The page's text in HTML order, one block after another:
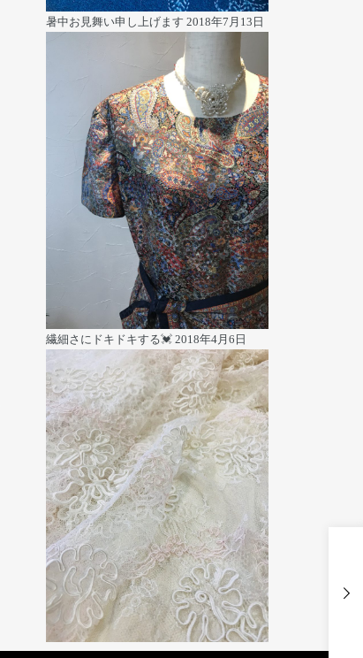
暑中お見舞い申し上げます 2018年7月13日
繊細さにドキドキする💓2018年4月6日